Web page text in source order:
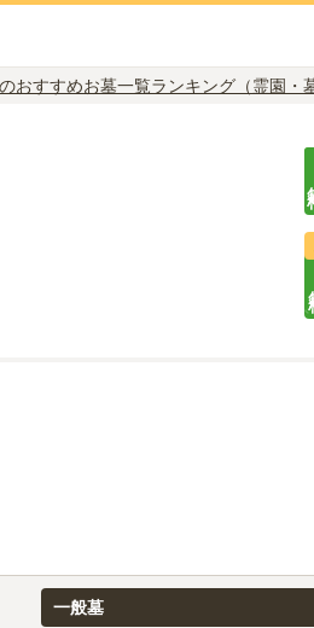
おすすめお墓一覧ランキング（霊園・
一般墓